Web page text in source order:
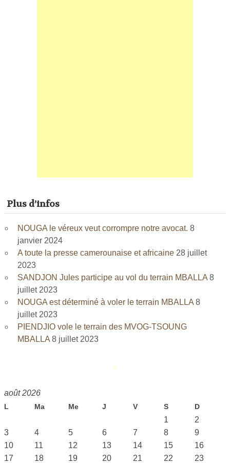
Plus d’infos
NOUGA le véreux veut corrompre notre avocat. 8
janvier 2024
A toute la presse camerounaise et africaine 28 juillet
2023
SANDJON Jules participe au vol du terrain MBALLA 8
juillet 2023
NOUGA est déterminé à voler le terrain MBALLA 8
juillet 2023
PIENDJIO vole le terrain des MVOG-TSOUNG
MBALLA 8 juillet 2023
août 2026
L Ma Me J V S D
1
2
3
4 5 6 7 8
9
10
11 12 13 14 15
16
17
18 19 20 21 22
23